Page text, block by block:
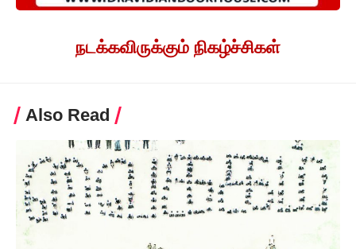
நடக்கவிருக்கும் நிகழ்ச்சிகள்
Also Read